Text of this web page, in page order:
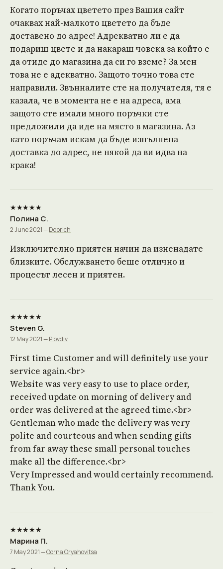
Когато поръчах цветето през Вашия сайт
очаквах най-малкото цветето да бъде
доставено до адрес! Адрекватно ли е да
подариш цвете и да накараш човека за който е
да отиде до магазина да си го вземе? За мен
това не е адекватно. Защото точно това сте
направили. Звънналите сте на получателя, тя е
казала, че в момента не е на адреса, ама
защото сте имали много поръчки сте
предложили да иде на място в магазина. Аз
като поръчам искам да бъде изпълнена
доставка до адрес, не някой да ви идва на
крака!
★★★★★
Полина С.
2 June 2021 —Dobrich
Изключително приятен начин да изненадате
близките. Обслужването беше отлично и
процесът лесен и приятен.
★★★★★
Steven G.
12 May 2021 —Plovdiv
First time Customer and will definitely use your
service again.<br>
Website was very easy to use to place order,
received update on morning of delivery and
order was delivered at the agreed time.<br>
Gentleman who made the delivery was very
polite and courteous and when sending gifts
from far away these small personal touches
make all the difference.<br>
Very Impressed and would certainly recommend.
Thank You.
★★★★★
Марина П.
7 May 2021 —Gorna Oryahovitsa